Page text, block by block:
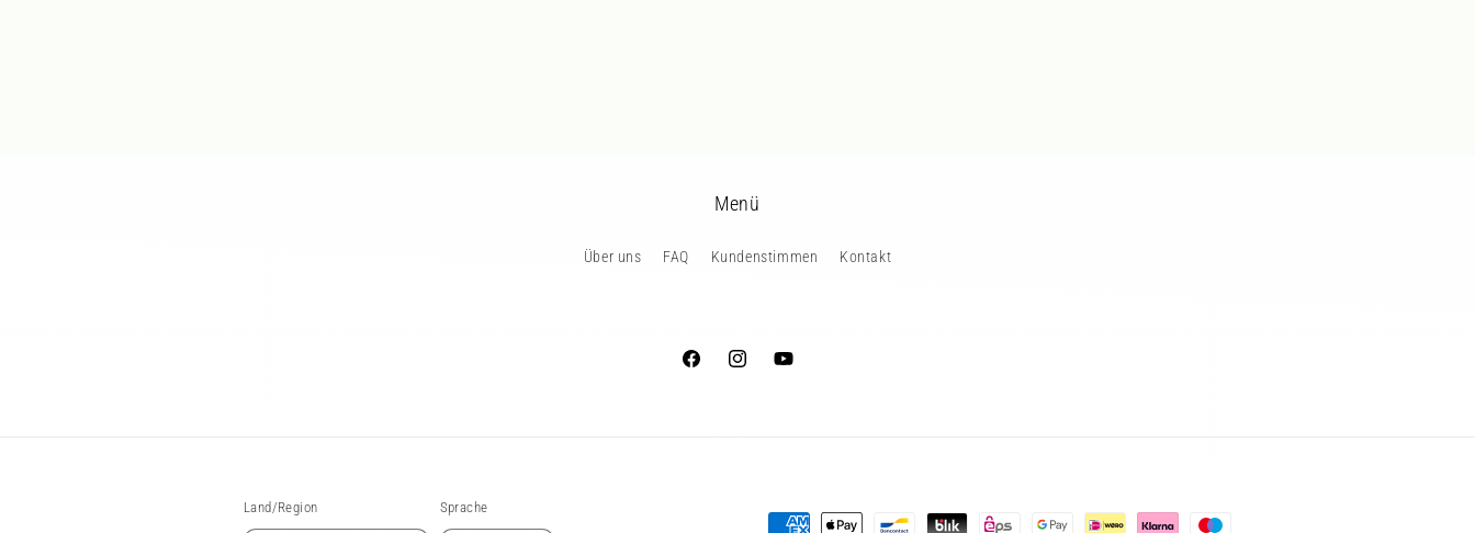
Menü
Über uns FAQ Kundenstimmen Kontakt
FacebookInstagramYouTube
Land/Region Sprache
Zahlungsmethoden